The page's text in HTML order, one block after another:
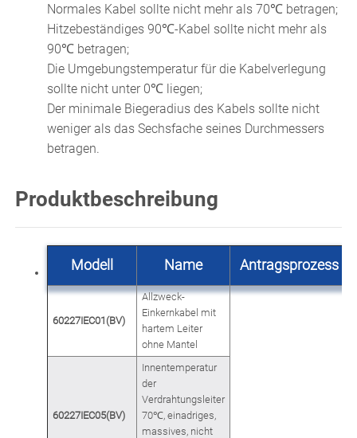
Normales Kabel sollte nicht mehr als 70℃ betragen;
Hitzebeständiges 90℃-Kabel sollte nicht mehr als
90℃ betragen;
Die Umgebungstemperatur für die Kabelverlegung
sollte nicht unter 0℃ liegen;
Der minimale Biegeradius des Kabels sollte nicht
weniger als das Sechsfache seines Durchmessers
betragen.
Produktbeschreibung
Modell Name Antragsprozess
60227IEC01(BV)
Allzweck-
Einkernkabel mit
hartem Leiter
ohne Mantel
60227IEC05(BV)
Innentemperatur
der
Verdrahtungsleiter
70℃, einadriges,
massives, nicht